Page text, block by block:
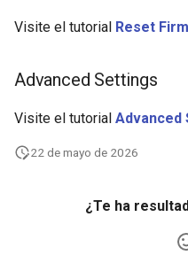
Visite el tutorial Reset
Advanced Settings
Visite el tutorial Advanced
22 de mayo de 2026
¿Te ha